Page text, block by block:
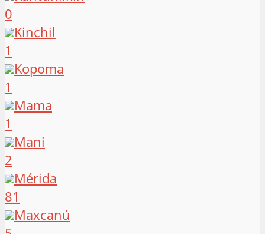
0
Kinchil
1
Kopoma
1
Mama
1
Mani
2
Mérida
81
Maxcanú